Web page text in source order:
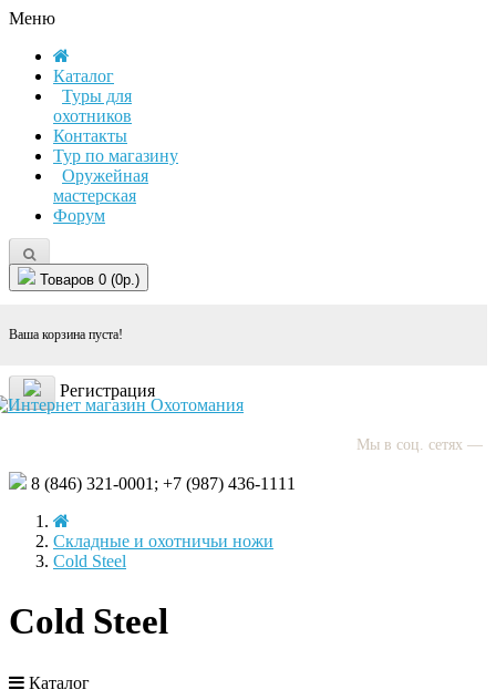
Меню
Каталог
Туры для
охотников
Контакты
Тур по магазину
Оружейная
мастерская
Форум
Товаров 0 (0р.)
Ваша корзина пуста!
Регистрация
Мы в соц. сетях —
8 (846) 321-0001; +7 (987) 436-1111
Складные и охотничьи ножи
Cold Steel
Cold Steel
Каталог